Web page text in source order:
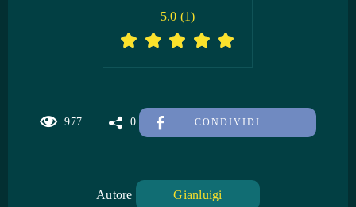
977 0 CONDIVIDI
5.0 (1)
Autore Gianluigi